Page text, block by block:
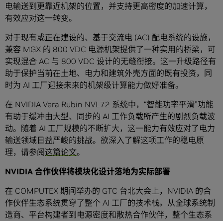
电输送到更靠近机架的位置，并支持更高密度的加速计算，
有效应对这一转变。
对于现有或正在建设的、基于交流电 (AC) 配电系统的设施，
兼容 MGX 的 800 VDC 电源机架提供了一种实用的桥梁，可
实现混合 AC 与 800 VDC 设计的无缝衔接。这一升级路径有
助于保护当前在土地、电力和建筑外壳方面的既有投资，同
时为 AI 工厂迎接未来的机架级计算能力做好准备。
在 NVIDIA Vera Rubin NVL72 系统中，“智能功率平滑”功能
有助于缓冲由大型、同步的 AI 工作负载所产生的剧烈负载波
动。随着 AI 工厂规模的不断扩大，这一能力有效应对了电力
输送领域日益严峻的挑战。欲深入了解这项工作的稳电原
理，请参阅这篇论文。
NVIDIA 合作伙伴将模块化设计落地为实际部署
在 COMPUTEX 期间举办的 GTC 台北大会上，NVIDIA 的合
作伙伴生态系统贯穿了整个 AI 工厂的技术栈。从全球系统制
造商、平台构建者到电源密度和散热合作伙伴，整个生态系